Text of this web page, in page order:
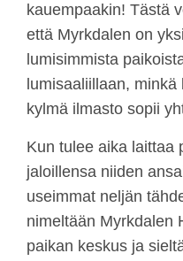
kauempaakin! Tästä
että Myrkdalen on
lumisimmista
lumisaaliillaan,
kylmä ilmasto sopii
Kun tulee aika laittaa
jaloillensa niiden
useimmat neljän
nimeltään Myrkdalen
paikan keskus ja